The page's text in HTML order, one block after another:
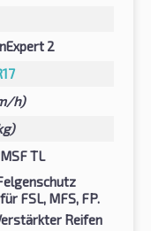
2
h)
TL
FSL, MFS, FP.
Reifen